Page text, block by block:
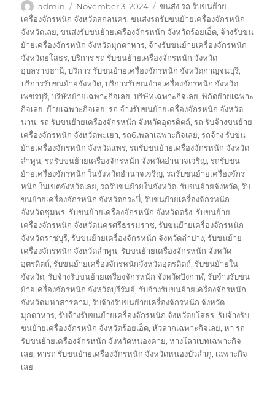
Author
admin
Posted
on
November 3, 2024 Tags
ขนส่ง รถ รับขนย้าย
เครื่องจักรหนัก จังหวัดสกลนคร,ขนส่งรถรับขนย้ายเครื่องจักรหนัก
จังหวัดเลย,ขนส่งรับขนย้ายเครื่องจักรหนัก จังหวัดร้อยเอ็ด, จ้างรับขน
ย้ายเครื่องจักรหนัก จังหวัดมุกดาหาร, จ้างรับขนย้ายเครื่องจักรหนัก
จังหวัดยโสธร,บริการ รถ รับขนย้ายเครื่องจักรหนัก จังหวัด
อุบลราชธานี,บริการ รับขนย้ายเครื่องจักรหนัก จังหวัดกาญจนบุรี,
บริการรับขนย้ายจังหวัด,บริการรับขนย้ายเครื่องจักรหนัก จังหวัด
เพชรบุรี,บริษัทย้ายเฉพาะกิจเลย,บริษัทเฉพาะกิจเลย,พิกัดย้ายเฉพาะ
กิจเลย, ย้ายเฉพาะกิจเลย,รถ จ้างรับขนย้ายเครื่องจักรหนัก จังหวัด
น่าน,รถ รับขนย้ายเครื่องจักรหนัก จังหวัดอุตรดิตถ์,รถ รับจ้างขนย้าย
เครื่องจักรหนัก จังหวัดพะเยา,รถ6เพลาเฉพาะกิจเลย,รถจ้าง รับขน
ย้ายเครื่องจักรหนัก จังหวัดแพร่,รถรับขนย้ายเครื่องจักรหนัก จังหวัด
ลำพูน,รถรับขนย้ายเครื่องจักรหนัก จังหวัดอำนาจเจริญ,รถรับขน
ย้ายเครื่องจักรหนัก ในจังหวัดอำนาจเจริญ,รถรับขนย้ายเครื่องจักร
หนัก ในเขตจังหวัดเลย,รถรับขนย้ายในจังหวัด,รับขนย้ายจังหวัด,รับ
ขนย้ายเครื่องจักรหนัก จังหวัดกระบี่,รับขนย้ายเครื่องจักรหนัก
จังหวัดชุมพร,รับขนย้ายเครื่องจักรหนัก จังหวัดตรัง,รับขนย้าย
เครื่องจักรหนัก จังหวัดนครศรีธรรมราช,รับขนย้ายเครื่องจักรหนัก
จังหวัดราชบุรี,รับขนย้ายเครื่องจักรหนัก จังหวัดลำปาง,รับขนย้าย
เครื่องจักรหนัก จังหวัดลำพูน,รับขนย้ายเครื่องจักรหนัก จังหวัด
อุตรดิตถ์,รับขนย้ายเครื่องจักรหนักจังหวัดอุตรดิตถ์,รับขนย้ายใน
จังหวัด,รับจ้างรับขนย้ายเครื่องจักรหนัก จังหวัดบึงกาฬ,รับจ้างรับขน
ย้ายเครื่องจักรหนัก จังหวัดบุรีรัมย์,รับจ้างรับขนย้ายเครื่องจักรหนัก
จังหวัดมหาสารคาม,รับจ้างรับขนย้ายเครื่องจักรหนัก จังหวัด
มุกดาหาร,รับจ้างรับขนย้ายเครื่องจักรหนัก จังหวัดยโสธร,รับจ้างรับ
ขนย้ายเครื่องจักรหนัก จังหวัดร้อยเอ็ด,หัวลากเฉพาะกิจเลย,หา รถ
รับขนย้ายเครื่องจักรหนัก จังหวัดหนองคาย,หางโลวเบทเฉพาะกิจ
เลย,หารถ รับขนย้ายเครื่องจักรหนัก จังหวัดหนองบัวลำภู, เฉพาะกิจ
เลย